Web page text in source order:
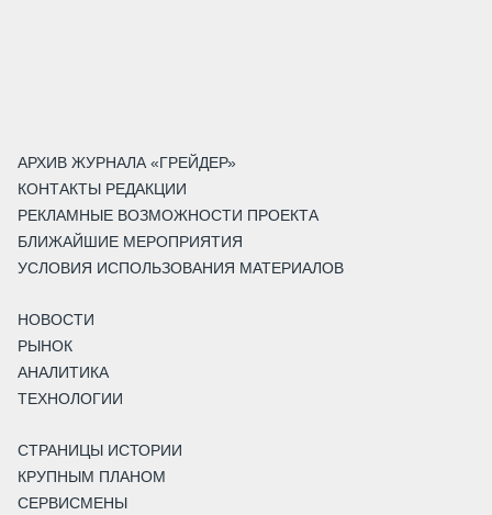
АРХИВ ЖУРНАЛА «ГРЕЙДЕР»
КОНТАКТЫ РЕДАКЦИИ
РЕКЛАМНЫЕ ВОЗМОЖНОСТИ ПРОЕКТА
БЛИЖАЙШИЕ МЕРОПРИЯТИЯ
УСЛОВИЯ ИСПОЛЬЗОВАНИЯ МАТЕРИАЛОВ
НОВОСТИ
РЫНОК
АНАЛИТИКА
ТЕХНОЛОГИИ
СТРАНИЦЫ ИСТОРИИ
КРУПНЫМ ПЛАНОМ
СЕРВИСМЕНЫ